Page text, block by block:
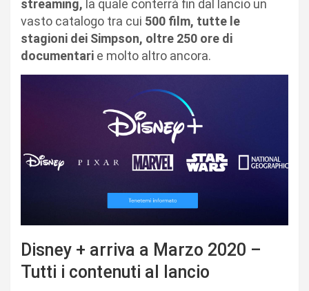
streaming, la quale conterrà fin dal lancio un
vasto catalogo tra cui 500 film, tutte le
stagioni dei Simpson, oltre 250 ore di
documentari e molto altro ancora.
Disney + arriva a Marzo 2020 –
Tutti i contenuti al lancio